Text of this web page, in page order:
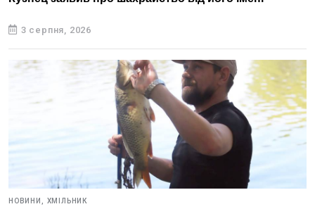
3 серпня, 2026
НОВИНИ, ХМІЛЬНИК